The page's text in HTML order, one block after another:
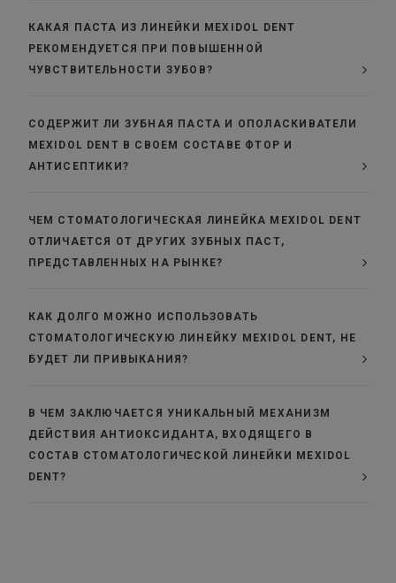
КАКАЯ ПАСТА ИЗ ЛИНЕЙКИ MEXIDOL DENT
РЕКОМЕНДУЕТСЯ ПРИ ПОВЫШЕННОЙ
ЧУВСТВИТЕЛЬНОСТИ ЗУБОВ?
СОДЕРЖИТ ЛИ ЗУБНАЯ ПАСТА И ОПОЛАСКИВАТЕЛИ
MEXIDOL DENT В СВОЕМ СОСТАВЕ ФТОР И
АНТИСЕПТИКИ?
ЧЕМ СТОМАТОЛОГИЧЕСКАЯ ЛИНЕЙКА MEXIDOL DENT
ОТЛИЧАЕТСЯ ОТ ДРУГИХ ЗУБНЫХ ПАСТ,
ПРЕДСТАВЛЕННЫХ НА РЫНКЕ?
КАК ДОЛГО МОЖНО ИСПОЛЬЗОВАТЬ
СТОМАТОЛОГИЧЕСКУЮ ЛИНЕЙКУ MEXIDOL DENT, НЕ
БУДЕТ ЛИ ПРИВЫКАНИЯ?
В ЧЕМ ЗАКЛЮЧАЕТСЯ УНИКАЛЬНЫЙ МЕХАНИЗМ
ДЕЙСТВИЯ АНТИОКСИДАНТА, ВХОДЯЩЕГО В
СОСТАВ СТОМАТОЛОГИЧЕСКОЙ ЛИНЕЙКИ MEXIDOL
DENT?